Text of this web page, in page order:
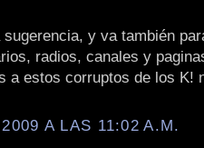
sugerencia, y va también
radios, canales y
a estos corruptos de los K!
A LAS 11:02 A.M.